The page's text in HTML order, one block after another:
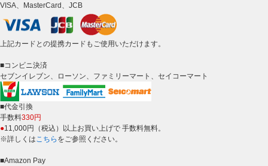
VISA、MasterCard、JCB
上記カードとの提携カードもご使用いただけます。
■コンビニ決済
セブンイレブン、ローソン、ファミリーマート、セイコーマート
■代金引換
手数料330円
●11,000円（税込）以上お買い上げで 手数料無料。
※詳しくはこちら をご参照ください。
■Amazon Pay